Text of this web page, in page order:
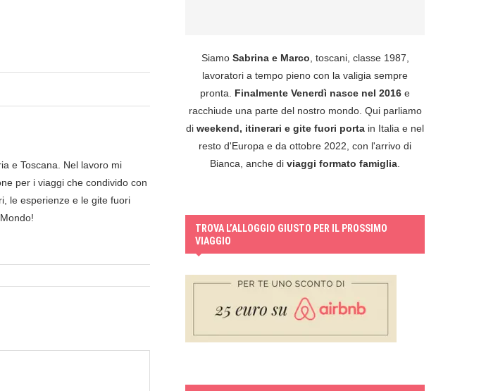
e Toscana. Nel lavoro mi
per i viaggi che condivido con
le esperienze e le gite fuori
Siamo Sabrina e Marco , toscani, classe 1987,
lavoratori a tempo pieno con la valigia sempre
pronta. Finalmente Venerdì nasce nel 2016 e
racchiude una parte del nostro mondo. Qui parliamo
di weekend, itinerari e gite fuori porta in Italia e nel
resto d'Europa e da ottobre 2022, con l'arrivo di
Bianca, anche di viaggi formato famiglia
TROVA L’ALLOGGIO GIUSTO PER IL PROSSIMO
VIAGGIO